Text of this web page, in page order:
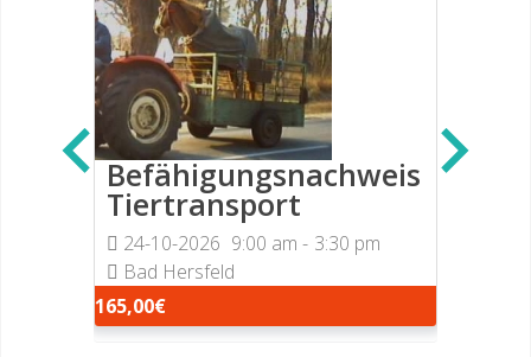
Befähigungsnachweis
Tiertransport
24-10-2026 9:00 am - 3:30 pm
Bad Hersfeld
165,00€